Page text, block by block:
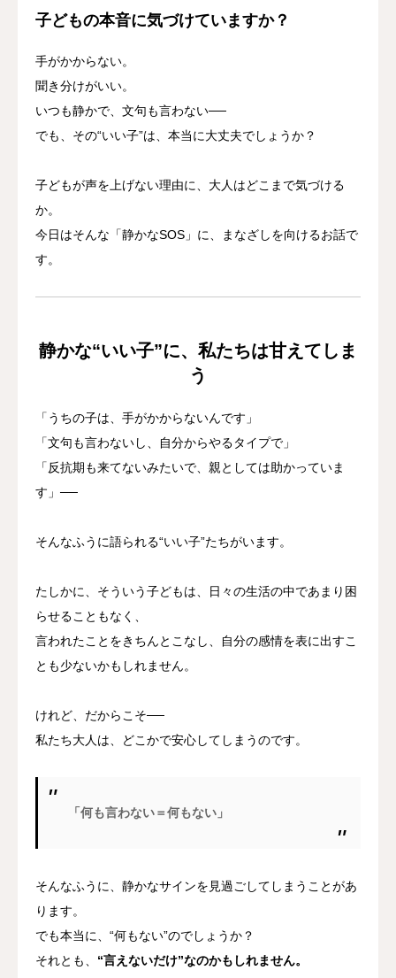
子どもの本音に気づけていますか？
手がかからない。
聞き分けがいい。
いつも静かで、文句も言わない──
でも、その“いい子”は、本当に大丈夫でしょうか？
子どもが声を上げない理由に、大人はどこまで気づける
か。
今日はそんな「静かなSOS」に、まなざしを向けるお話で
す。
静かな“いい子”に、私たちは甘えてしま
う
「うちの子は、手がかからないんです」
「文句も言わないし、自分からやるタイプで」
「反抗期も来てないみたいで、親としては助かっていま
す」──
そんなふうに語られる“いい子”たちがいます。
たしかに、そういう子どもは、日々の生活の中であまり困
らせることもなく、
言われたことをきちんとこなし、自分の感情を表に出すこ
とも少ないかもしれません。
けれど、だからこそ──
私たち大人は、どこかで安心してしまうのです。
「何も言わない＝何もない」
そんなふうに、静かなサインを見過ごしてしまうことがあ
ります。
でも本当に、“何もない”のでしょうか？
それとも、 “言えないだけ”なのかもしれません。